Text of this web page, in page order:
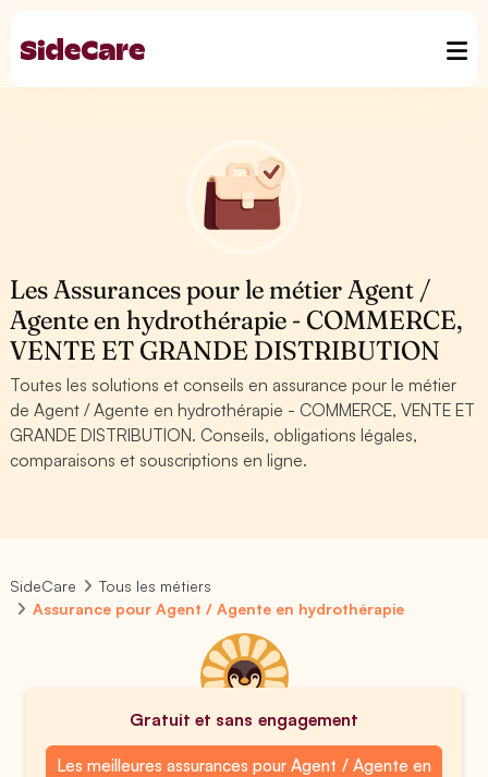
Les Assurances pour le métier Agent /
Agente en hydrothérapie - COMMERCE,
VENTE ET GRANDE DISTRIBUTION
Toutes les solutions et conseils en assurance pour le métier
de Agent / Agente en hydrothérapie - COMMERCE, VENTE ET
GRANDE DISTRIBUTION. Conseils, obligations légales,
comparaisons et souscriptions en ligne.
SideCare
Tous les métiers
Assurance pour Agent / Agente en hydrothérapie
Gratuit et sans engagement
Les meilleures assurances pour Agent / Agente en